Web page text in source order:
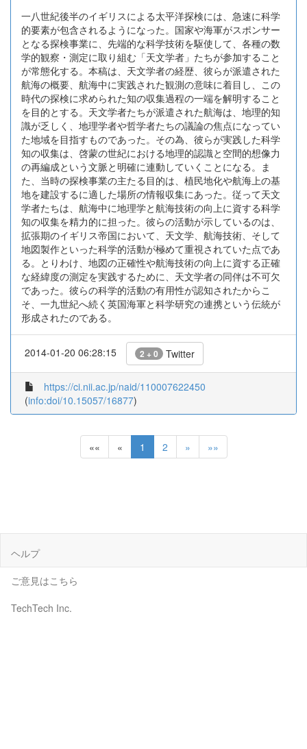
一八世紀後半のイギリスによる太平洋探検には、急速に科学
的要素が包含されるようになった。国家や海軍がスポンサー
となる探検事業に、先端的な科学技術を駆使して、各種の数
学的観察・測定に取り組む「天文学者」たちが参加すること
が常態化する。本稿は、天文学者の経歴、彼らが派遣された
航海の概要、航海中に実践された観測の意味に着目し、この
時代の探検に求められた知の収集過程の一端を解明すること
を目的とする。天文学者たちが派遣された航海は、地理的知
識が乏しく、地理学者や哲学者たちの議論の焦点になってい
た地域を目指すものであった。その為、彼らが実践した科学
知の収集は、啓蒙の世紀における地理的認識と空間的想像力
の再編成という文脈と明確に連動していくことになる。ま
た、当時の探検事業の主たる目的は、植民地化や航海上の基
地を建設するに適した場所の情報収集にあった。従って天文
学者たちは、航海中に地理学と航海技術の向上に資する科学
知の収集を精力的に担った。彼らの活動が示しているのは、
拡張期のイギリス帝国において、天文学、航海技術、そして
地図製作といった科学的活動が極めて重視されていた点であ
る。とりわけ、地図の正確性や航海技術の向上に資する正確
な経緯度の測定を実践するために、天文学者の同伴は不可欠
であった。彼らの科学的活動の有用性が認知されたからこ
そ、一九世紀へ続く英国海軍と科学研究の連携という伝統が
形成されたのである。
2014-01-20 06:28:15 2 + 0 Twitter
https://ci.nii.ac.jp/naid/110007622450
(info:doi/10.15057/16877)
«« « 1 2 » »»
ヘルプ
ご意見はこちら
TechTech Inc.